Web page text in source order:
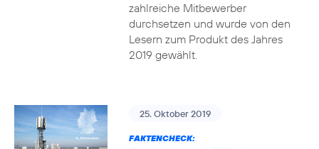
zahlreiche Mitbewerber
durchsetzen und wurde von den
Lesern zum Produkt des Jahres
2019 gewählt.
25. Oktober 2019
FAKTENCHECK: